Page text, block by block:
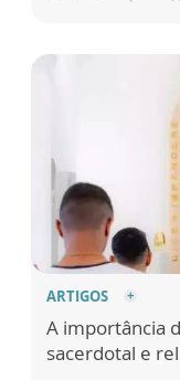
ARTIGOS
A importância
sacerdotal e